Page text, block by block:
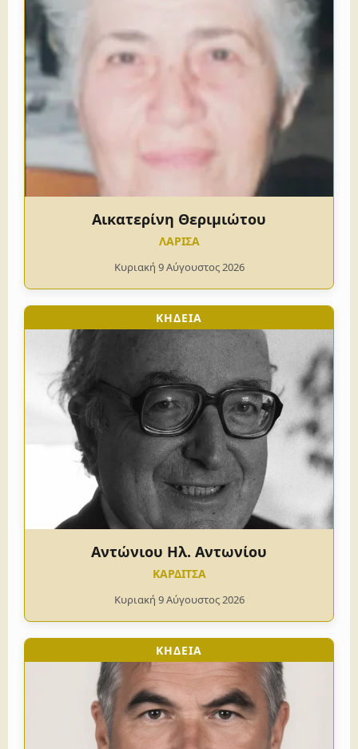
Αικατερίνη Θεριμιώτου
ΛΑΡΙΣΑ
Κυριακή 9 Αύγουστος 2026
ΚΗΔΕΙΑ
Αντώνιου Ηλ. Αντωνίου
ΚΑΡΔΙΤΣΑ
Κυριακή 9 Αύγουστος 2026
ΚΗΔΕΙΑ